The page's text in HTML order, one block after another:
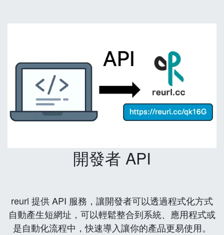
開發者 API
reurl 提供 API 服務，讓開發者可以透過程式化方式
自動產生短網址，可以輕鬆整合到系統、應用程式或
是自動化流程中，快速導入讓你的產品更易使用。